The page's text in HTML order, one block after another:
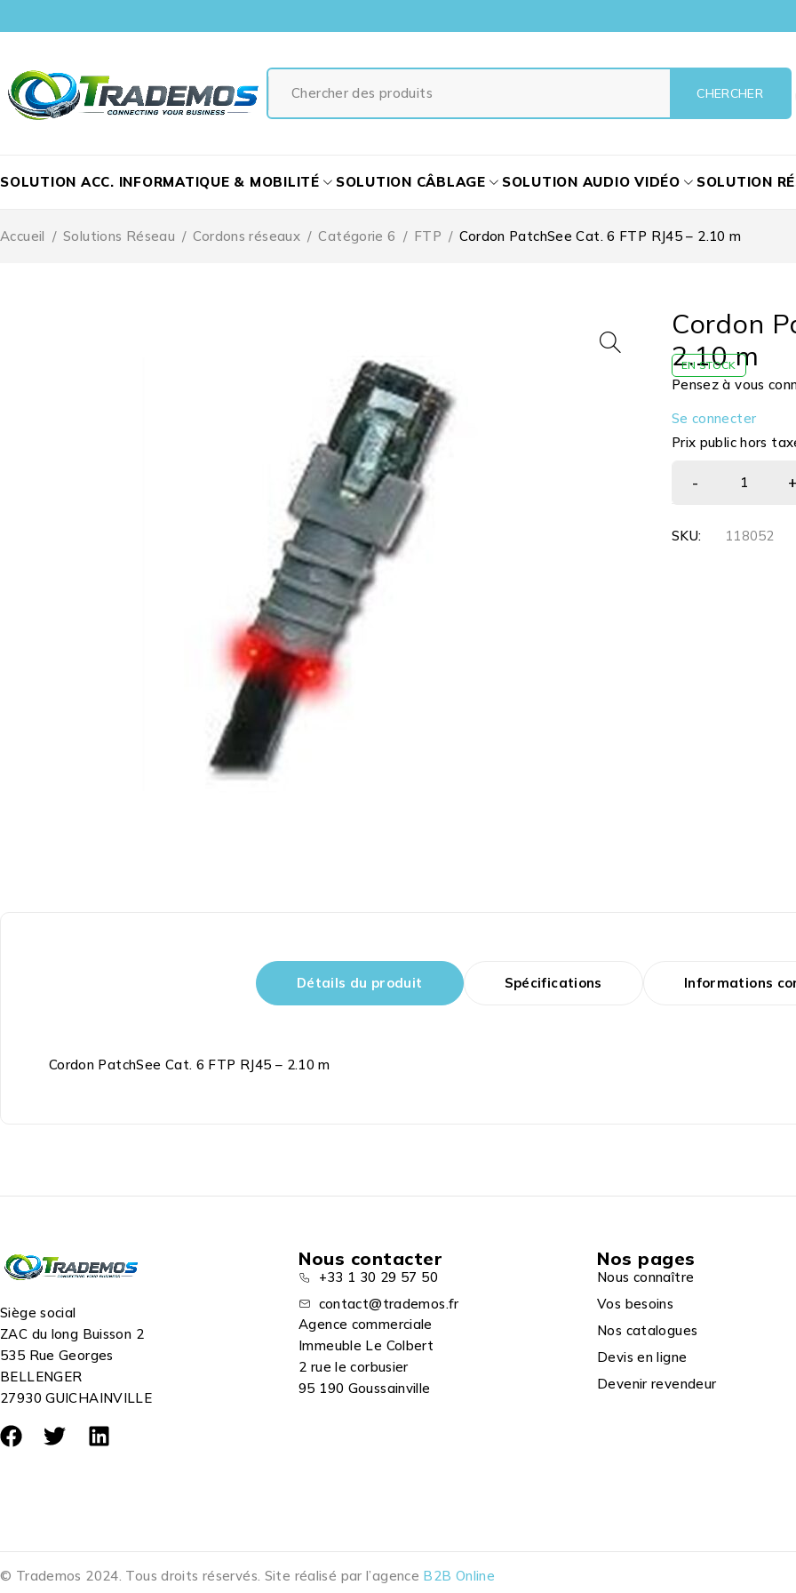
SOLUTION ACC. INFORMATIQUE & MOBILITÉ SOLUTION CÂBLAGE SOLUTION AUDIO VIDÉO SOLUTION
Accueil / Solutions Réseau / Cordons réseaux / Catégorie 6 / FTP / Cordon PatchSee Cat. 6 FTP RJ45 – 2.10 m
Cordon
2.10 m
EN STOCK
Pensez à vous
Se connecter
Prix public hors
SKU: 118052
Détails du produit Spécifications Informations
Cordon PatchSee Cat. 6 FTP RJ45 – 2.10 m
Siège social
ZAC du long Buisson 2
535 Rue Georges
BELLENGER
27930 GUICHAINVILLE
Nous contacter
+33 1 30 29 57 50
contact@trademos.fr
Agence commerciale
Immeuble Le Colbert
2 rue le corbusier
95 190 Goussainville
Nos pages
Nous connaître
Vos besoins
Nos catalogues
Devis en ligne
Devenir revendeur
© Trademos 2024. Tous droits réservés. Site réalisé par l’agence B2B Online